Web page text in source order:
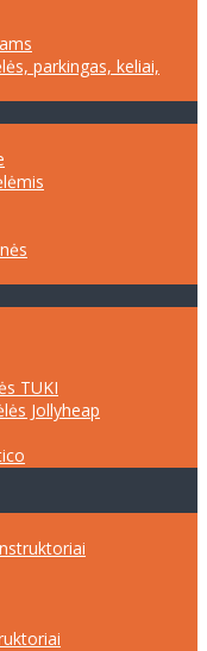
parkingas, keliai,
TUKI
Jollyheap